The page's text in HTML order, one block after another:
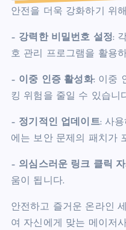
안전을 더욱 강화하기 위
– 강력한 비밀번호 설정:
호 관리 프로그램을 활용
– 이중 인증 활성화: 이중
킹 위험을 줄일 수 있습니
– 정기적인 업데이트: 사
에는 보안 문제의 패치가
– 의심스러운 링크 클릭 자
움이 됩니다.
안전하고 즐거운 온라인
여 자신에게 맞는 메이저